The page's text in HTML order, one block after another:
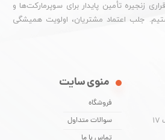
زنجیره تأمین پایدار برای سوپرمارکت‌ها و
جلب اعتماد مشتریان، اولویت همیشگی
منوی سایت
فروشگاه
سوالات متداول